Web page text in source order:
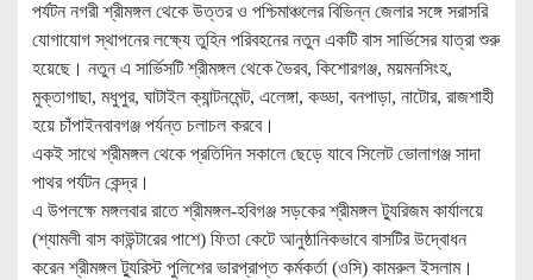
পর্যটন নগরী শ্রীমঙ্গল থেকে উত্তর ও পশ্চিমাঞ্চলের বিভিন্ন জেলার সঙ্গে সরাসরি
যোগাযোগ স্থাপনের লক্ষ্যে তুহিন পরিবহনের নতুন একটি বাস সার্ভিসের যাত্রা শুরু
হয়েছে। নতুন এ সার্ভিসটি শ্রীমঙ্গল থেকে ভৈরব, কিশোরগঞ্জ, ময়মনসিংহ,
মুক্তাগাছা, মধুপুর, ঘাটাইল ক্যান্টনমেন্ট, এলেঙ্গা, কড্ডা, বনপাড়া, নাটোর, রাজশাহী
হয়ে চাঁপাইনবাবগঞ্জ পর্যন্ত চলাচল করবে।
একই সাথে শ্রীমঙ্গল থেকে প্রতিদিন সকালে ছেড়ে যাবে সিলেট ভোলাগঞ্জ সাদা
পাথর পর্যটন কেন্দ্র।
এ উপলক্ষে মঙ্গলবার রাতে শ্রীমঙ্গল-হবিগঞ্জ সড়কের শ্রীমঙ্গল ট্যুরিজম কার্যালয়ে
(শ্যামলী বাস কাউন্টারের পাশে) ফিতা কেটে আনুষ্ঠানিকভাবে বাসটির উদ্বোধন
করেন শ্রীমঙ্গল ট্যুরিস্ট পুলিশের ভারপ্রাপ্ত কর্মকর্তা (ওসি) কামরুল ইসলাম।